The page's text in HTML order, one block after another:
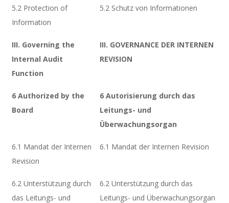
5.2 Protection of
Information
5.2 Schutz von Informationen
III. Governing the
Internal Audit
Function
III. GOVERNANCE DER INTERNEN
REVISION
6 Authorized by the
Board
6 Autorisierung durch das
Leitungs- und
Überwachungsorgan
6.1 Mandat der Internen
Revision
6.1 Mandat der Internen Revision
6.2 Unterstützung durch
das Leitungs- und
6.2 Unterstützung durch das
Leitungs- und Überwachungsorgan